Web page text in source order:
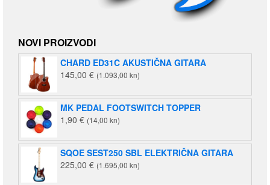
NOVI PROIZVODI
CHARD ED31C AKUSTIČNA GITARA
145,00 € (1.093,00 kn)
MK PEDAL FOOTSWITCH TOPPER
1,90 € (14,00 kn)
SQOE SEST250 SBL ELEKTRIČNA GITARA
225,00 € (1.695,00 kn)